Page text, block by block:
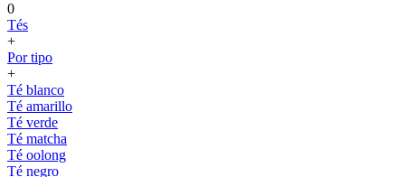
0
Tés
+
Por tipo
+
Té blanco
Té amarillo
Té verde
Té matcha
Té oolong
Té negro